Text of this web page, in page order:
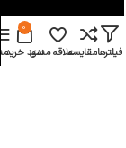
فیلترهامقایسهعلاقه مندی
0
سبد خریدمنو